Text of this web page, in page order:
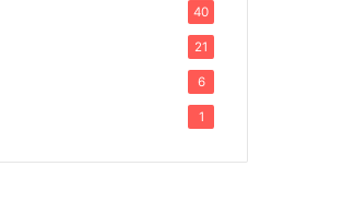
40
21
6
1